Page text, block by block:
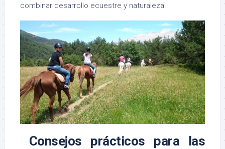
combinar desarrollo ecuestre y naturaleza.
Consejos prácticos para las